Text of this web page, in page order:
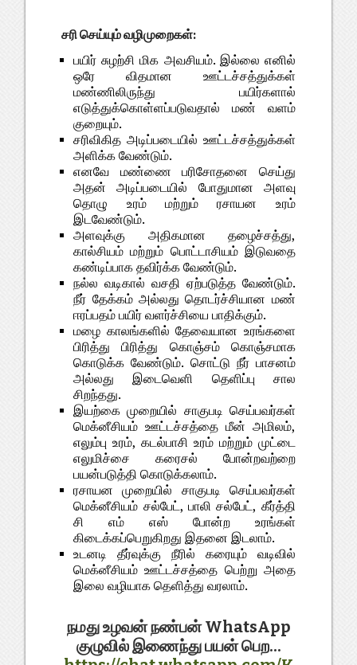
சரி செய்யும் வழிமுறைகள்:
பயிர் சுழற்சி மிக அவசியம். இல்லை எனில்
ஒரே விதமான ஊட்டச்சத்துக்கள்
மண்ணிலிருந்து பயிர்களால்
எடுத்துக்கொள்ளப்படுவதால் மண் வளம்
குறையும்.
சரிவிகித அடிப்படையில் ஊட்டச்சத்துக்கள்
அளிக்க வேண்டும்.
எனவே மண்ணை பரிசோதனை செய்து
அதன் அடிப்படையில் போதுமான அளவு
தொழு உரம் மற்றும் ரசாயன உரம்
இடவேண்டும்.
அளவுக்கு அதிகமான தழைச்சத்து,
கால்சியம் மற்றும் பொட்டாசியம் இடுவதை
கண்டிப்பாக தவிர்க்க வேண்டும்.
நல்ல வடிகால் வசதி ஏற்படுத்த வேண்டும்.
நீர் தேக்கம் அல்லது தொடர்ச்சியான மண்
ஈரப்பதம் பயிர் வளர்ச்சியை பாதிக்கும்.
மழை காலங்களில் தேவையான உரங்களை
பிரித்து பிரித்து கொஞ்சம் கொஞ்சமாக
கொடுக்க வேண்டும். சொட்டு நீர் பாசனம்
அல்லது இடைவெளி தெளிப்பு சால
சிறந்தது.
இயற்கை முறையில் சாகுபடி செய்பவர்கள்
மெக்னீசியம் ஊட்டச்சத்தை மீன் அமிலம்,
எலும்பு உரம், கடல்பாசி உரம் மற்றும் முட்டை
எலுமிச்சை கரைசல் போன்றவற்றை
பயன்படுத்தி கொடுக்கலாம்.
ரசாயன முறையில் சாகுபடி செய்பவர்கள்
மெக்னீசியம் சல்பேட், பாலி சல்பேட், கீர்த்தி
சி எம் எஸ் போன்ற உரங்கள்
கிடைக்கப்பெறுகிறது இதனை இடலாம்.
உடனடி தீர்வுக்கு நீரில் கரையும் வடிவில்
மெக்னீசியம் ஊட்டச்சத்தை பெற்று அதை
இலை வழியாக தெளித்து வரலாம்.
நமது உழவன் நண்பன் WhatsApp
குழுவில் இணைந்து பயன் பெற...